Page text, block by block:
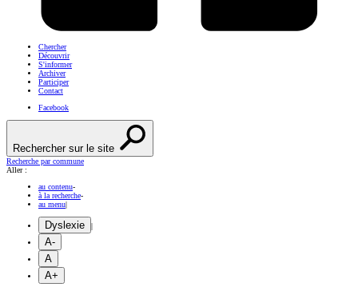
Chercher
Découvrir
S'informer
Archiver
Participer
Contact
Facebook
Rechercher sur le site
Recherche par commune
Aller :
au contenu-
à la recherche-
au menu|
Dyslexie |
A-
A
A+